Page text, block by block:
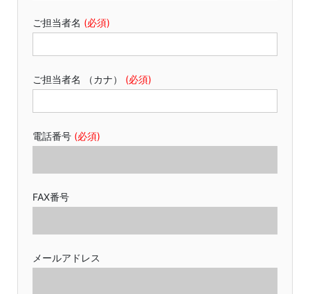
ご担当者名 (必須)
ご担当者名 （カナ） (必須)
電話番号 (必須)
FAX番号
メールアドレス